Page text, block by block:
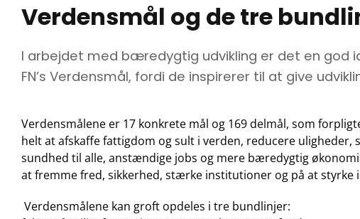
Verdensmål og de tre
I arbejdet med bæredygtig udvikling er det en god
FN’s Verdensmål, fordi de inspirerer til at give
Verdensmålene er 17 konkrete mål og 169 delmål, som
helt at afskaffe fattigdom og sult i verden, reducere uligheder,
sundhed til alle, anstændige jobs og mere bæredygtig
at fremme fred, sikkerhed, stærke institutioner og på at
Verdensmålene kan groft opdeles i tre bundlinjer: